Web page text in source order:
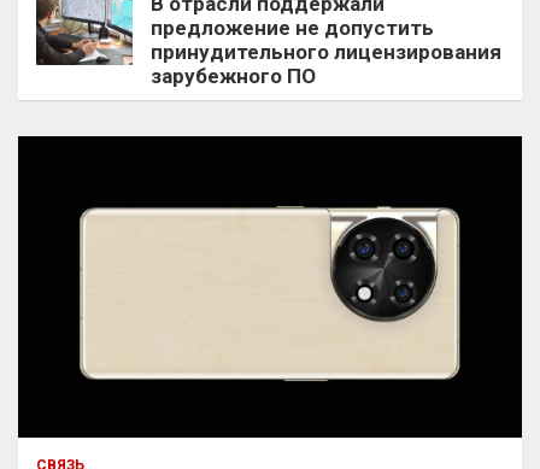
предложение не допустить
принудительного лицензирования
зарубежного ПО